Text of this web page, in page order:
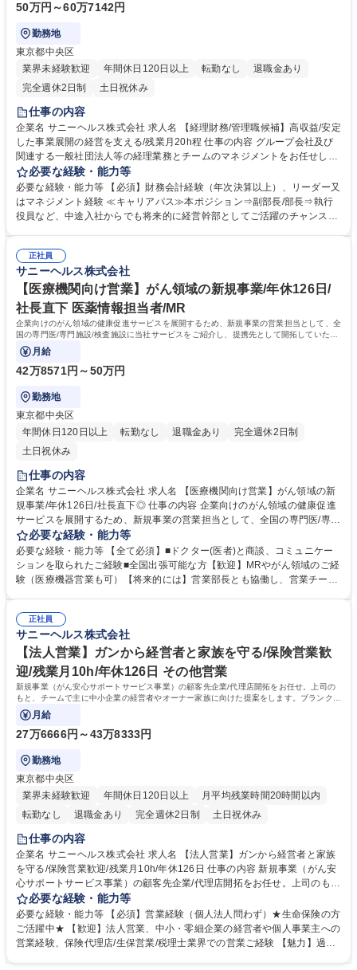
50万円～60万7142円
勤務地
東京都中央区
業界未経験歓迎
年間休日120日以上 転勤なし
退職金あり
完全週休2日制
土日祝休み
仕事の内容
企業名 サニーヘルス株式会社 求人名 【経理財務/管理職候補】高収益/安定
した事業展開の経営を支える/残業月20h程 仕事の内容 グループ会社及び
関連する一般社団法人等の経理業務とチームのマネジメントをお任せしま
す。二代目である代表の右腕として支えていただき、部長～執行役員な
ど、将来の幹部候補としての活躍を期待します。 ■チームマネジメント■
グループ会社6社の日常業務/月次決算/中間決算/年次決算/税理士対応■関連
する一般社団法人3社・NPO法人1社の日常業務/年次決算/税理士対応■新
ーダーが定年後の再雇用中のため、2016年に社長就任された二代目社長
を経理面で支える次期経理リーダーを募集 募集職種 【経理財務/管理職候
補】高収益/安定した事業展開の経営を支える/残業月20h程
必要な経験・能力等
必要な経験・能力等 【必須】財務会計経験（年次決算以上）、リーダー又
はマネジメント経験 ≪キャリアパス≫本ポジション⇒副部長/部長⇒執行
役員など、中途入社からでも将来的に経営幹部としてご活躍のチャンスが
に収益性・ストック性の高い事業を展開。太陽光発電/航空機リース事業で
は安定的な高収益化を確立。その他通信販売・専門機関/店舗販売・スター
トアップ投資等様々な分野で含め毎年純利益10～20億円を生んでいます
★2019年にペガサステックベンチャーズとのCVC4.0型ファンドを約110
億円に拡大 学歴・資格 学歴：大学院 大学 高専 短大 専修学校 語学力： 資
格：
正社員
サニーヘルス株式会社
【医療機関向け営業】がん領域の新規事業/年休126日/
社長直下 医薬情報担当者/MR
企業向けのがん領域の健康促進サービスを展開するため、新規事業の営業担当として、全
国の専門医/専門施設/検査施設に当社サービスをご紹介し、提携先として開拓していただ
きます。国内の出張もあります。
月給
42万8571円～50万円
勤務地
東京都中央区
年間休日120日以上
転勤なし 退職金あり
完全週休2日制
土日祝休み
仕事の内容
企業名 サニーヘルス株式会社 求人名 【医療機関向け営業】がん領域の新
規事業/年休126日/社長直下◎ 仕事の内容 企業向けのがん領域の健康促進
サービスを展開するため、新規事業の営業担当として、全国の専門医/専門
施設/検査施設に当社サービスをご紹介し、提携先として開拓していただき
ます。国内の出張もあります。 がん等の専門医、専門施設、検査施設に当
社のサービスをご紹介し、提携先として契約を行います。複数の地域の医
院とは締結済みですが、リスクが大きく患者の多いがんに特化した医療機
零細企業。当サービスでこの社長や従業員の健康を支えることで日本経済
を支え、社会貢献します。 募集職種 【医療機関向け営業】がん領域の新
規事業/年休126日/社長直下◎
必要な経験・能力等
必要な経験・能力等 【全て必須】■ドクター(医者)と商談、コミュニケー
ションを取られたご経験■全国出張可能な方【歓迎】MRやがん領域のご経
験（医療機器営業も可）【将来的には】営業部長とも協働し、営業チーム
および事業企画の上流にも携わっていただけます。【当社について】健康/
美容/安全をテーマに事業を展開。世界屈指の実績を誇る当社の健康食品
は、医療機関で治療にも使用されており、そのネットワークを通じて新た
な領域でも健康支援を行うべく、今回新たに新事業を展開しております。
学歴・資格 学歴：大学院 大学 高専 短大 専修学校 高校 語学力： 資格：
正社員
サニーヘルス株式会社
【法人営業】ガンから経営者と家族を守る/保険営業歓
迎/残業月10h/年休126日 その他営業
新規事業（がん安心サポートサービス事業）の顧客先企業/代理店開拓をお任せ。上司の
もと、チームで主に中小企業の経営者やオーナー家族に向けた提案をします。ブランクo
k/事業拡大のため、共感される方を3名募集
月給
27万6666円～43万8333円
勤務地
東京都中央区
業界未経験歓迎
年間休日120日以上
月平均残業時間20時間以内
転勤なし
退職金あり 完全週休2日制 土日祝休み
仕事の内容
企業名 サニーヘルス株式会社 求人名 【法人営業】ガンから経営者と家族
を守る/保険営業歓迎/残業月10h/年休126日 仕事の内容 新規事業（がん安
心サポートサービス事業）の顧客先企業/代理店開拓をお任せ。上司のも
と、チームで主に中小企業の経営者やオーナー家族に向けた提案をしま
す。ブランクok/事業拡大のため、共感される方を3名募集 【サービス詳
細】がん保険＋予防や早期発見のドック＋名医紹介を包括した、月額1万
～4万円の独自サービス【業務】既存顧客や代理店・税理士等からの紹介
必要な経験・能力等
必要な経験・能力等 【必須】営業経験（個人法人問わず）★生命保険の方
ご活躍中★ 【歓迎】法人営業、中小・零細企業の経営者や個人事業主への
営業経験、保険代理店/生保営業/税理士業界での営業ご経験 【魅力】過度